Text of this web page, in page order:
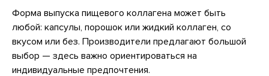
Форма выпуска пищевого коллагена может быть
любой: капсулы, порошок или жидкий коллаген, со
вкусом или без. Производители предлагают большой
выбор — здесь важно ориентироваться на
индивидуальные предпочтения.